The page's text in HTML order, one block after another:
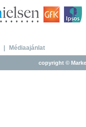
Médiaajánlat
copyright ©